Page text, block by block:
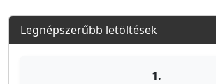
Legnépszerűbb letöltések
1.